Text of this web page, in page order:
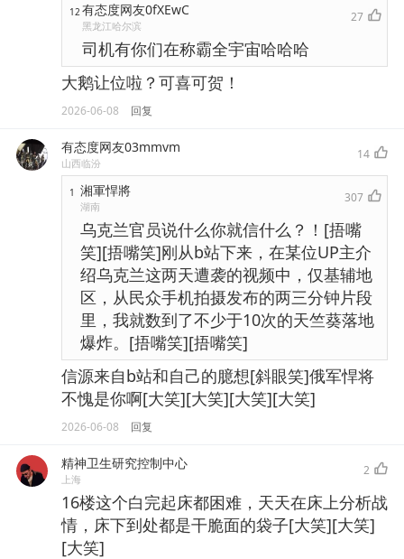
12有态度网友0fXEwC
黑龙江哈尔滨
27
司机有你们在称霸全宇宙哈哈哈
大鹅让位啦？可喜可贺！
2026-06-08 回复
有态度网友03mmvm
山西临汾
14
1 湘軍悍將
湖南
307
乌克兰官员说什么你就信什么？！[捂嘴
笑][捂嘴笑]刚从b站下来，在某位UP主介
绍乌克兰这两天遭袭的视频中，仅基辅地
区，从民众手机拍摄发布的两三分钟片段
里，我就数到了不少于10次的天竺葵落地
爆炸。[捂嘴笑][捂嘴笑]
信源来自b站和自己的臆想[斜眼笑]俄军悍将
不愧是你啊[大笑][大笑][大笑][大笑]
2026-06-08 回复
精神卫生研究控制中心
上海
2
16楼这个白完起床都困难，天天在床上分析战
情，床下到处都是干脆面的袋子[大笑][大笑]
[大笑]